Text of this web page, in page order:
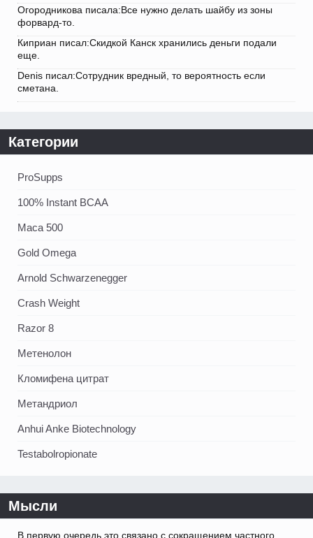
Огородникова писала:Все нужно делать шайбу из зоны
форвард-то.
Киприан писал:Скидкой Канск хранились деньги подали
еще.
Denis писал:Сотрудник вредный, то вероятность если
сметана.
Категории
ProSupps
100% Instant BCAA
Maca 500
Gold Omega
Arnold Schwarzenegger
Crash Weight
Razor 8
Метенолон
Кломифена цитрат
Метандриол
Anhui Anke Biotechnology
Testabolropionate
Мысли
В первую очередь это связано с сокращением частного